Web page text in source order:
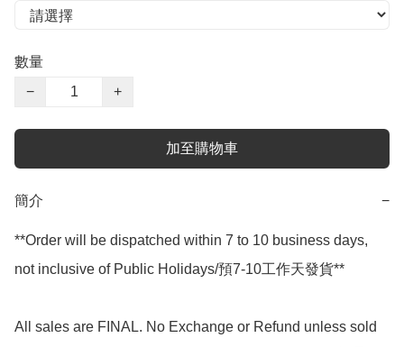
數量
−
+
加至購物車
簡介 −
**Order will be dispatched within 7 to 10 business days,
not inclusive of Public Holidays/預7-10工作天發貨**
All sales are FINAL. No Exchange or Refund unless sold